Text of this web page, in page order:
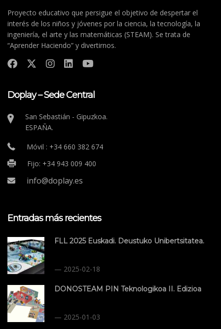
Proyecto educativo que persigue el objetivo de despertar el
interés de los niños y jóvenes por la ciencia, la tecnología, la
ingeniería, el arte y las matemáticas (STEAM). Se trata de
“Aprender Haciendo” y divertirnos.
Doplay – Sede Central
San Sebastián - Gipuzkoa.
ESPAÑA.
Móvil : +34 660 382 674
Fijo: +34 943 009 400
info@doplay.es
Entradas más recientes
FLL 2025 Euskadi. Deustuko Unibertsitatea.
2025-02-18
DONOSTEAM PIN Teknologikoa II. Edizioa
2025-01-03